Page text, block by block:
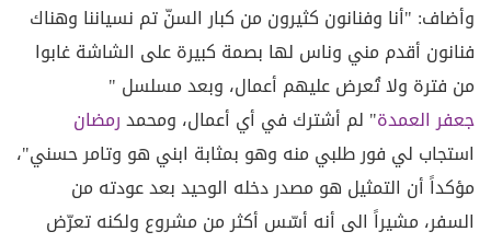
وأضاف: "أنا وفنانون كثيرون من كبار السنّ تم نسياننا وهناك
فنانون أقدم مني وناس لها بصمة كبيرة على الشاشة غابوا
من فترة ولا تُعرض عليهم أعمال، وبعد مسلسل "
جعفر العمدة" لم أشترك في أي أعمال، ومحمدرمضان
استجاب لي فور طلبي منه وهو بمثابة ابني هو وتامر حسني"،
مؤكداً أن التمثيل هو مصدر دخله الوحيد بعد عودته من
السفر، مشيراً الى أنه أسّس أكثر من مشروع ولكنه تعرّض